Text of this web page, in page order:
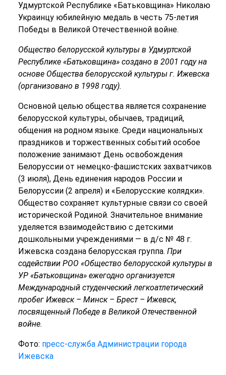
Удмуртской Республике «Батьковщина» Николаю
Украинцу юбилейную медаль в честь 75-летия
Победы в Великой Отечественной войне.
Общество белорусской культуры в Удмуртской
Республике «Батьковщина» создано в 2001 году на
основе Общества белорусской культуры г. Ижевска
(организовано в 1998 году).
Основной целью общества является сохранение
белорусской культуры, обычаев, традиций,
общения на родном языке. Среди национальных
праздников и торжественных событий особое
положение занимают День освобождения
Белоруссии от немецко-фашистских захватчиков
(3 июля), День единения народов России и
Белоруссии (2 апреля) и «Белорусские колядки».
Общество сохраняет культурные связи со своей
исторической Родиной. Значительное внимание
уделяется взаимодействию с детскими
дошкольными учреждениями — в д/с № 48 г.
Ижевска создана белорусская группа. При
содействии РОО «Общество белорусской культуры в
УР «Батьковщина» ежегодно организуется
Международный студенческий легкоатлетический
пробег Ижевск – Минск – Брест – Ижевск,
посвященный Победе в Великой Отечественной
войне.
Фото: пресс-служба Администрации города
Ижевска